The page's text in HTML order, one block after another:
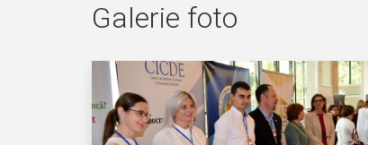
Galerie foto